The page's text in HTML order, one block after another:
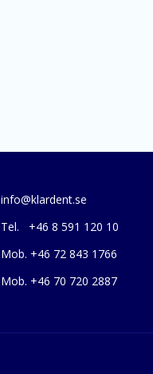
info@klardent.se
Tel. +46 8 591 120 10
Mob. +46 72 843 1766
Mob. +46 70 720 2887